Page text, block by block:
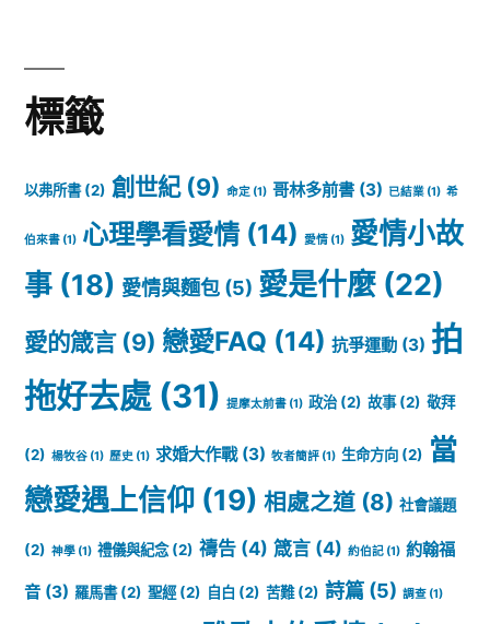
標籤
以弗所書(2) 創世紀(9) 命定 (1) 哥林多前書 (3) 已結業 (1) 希
伯來書 (1) 心理學看愛情(14) 愛情 (1) 愛情小故
事 (18) 愛情與麵包 (5) 愛是什麼 (22)
愛的箴言(9) 戀愛FAQ (14) 抗爭運動 (3) 拍
拖好去處(31) 提摩太前書 (1) 政治(2) 故事(2) 敬拜
(2) 楊牧谷 (1) 歷史 (1) 求婚大作戰(3) 牧者簡評 (1) 生命方向 (2) 當
戀愛遇上信仰 (19) 相處之道 (8) 社會議題
(2) 神學 (1) 禮儀與紀念(2) 禱告 (4) 箴言 (4) 約伯記 (1) 約翰福
音 (3) 羅馬書(2) 聖經(2) 自白 (2) 苦難(2) 詩篇 (5) 調查 (1)